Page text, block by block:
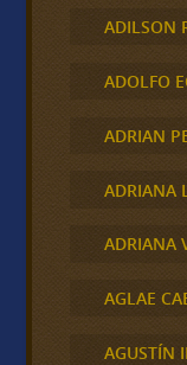
ADILSON
ADOLFO
ADRIAN
ADRIANA
ADRIANA
AGLAE
AGUSTÍN